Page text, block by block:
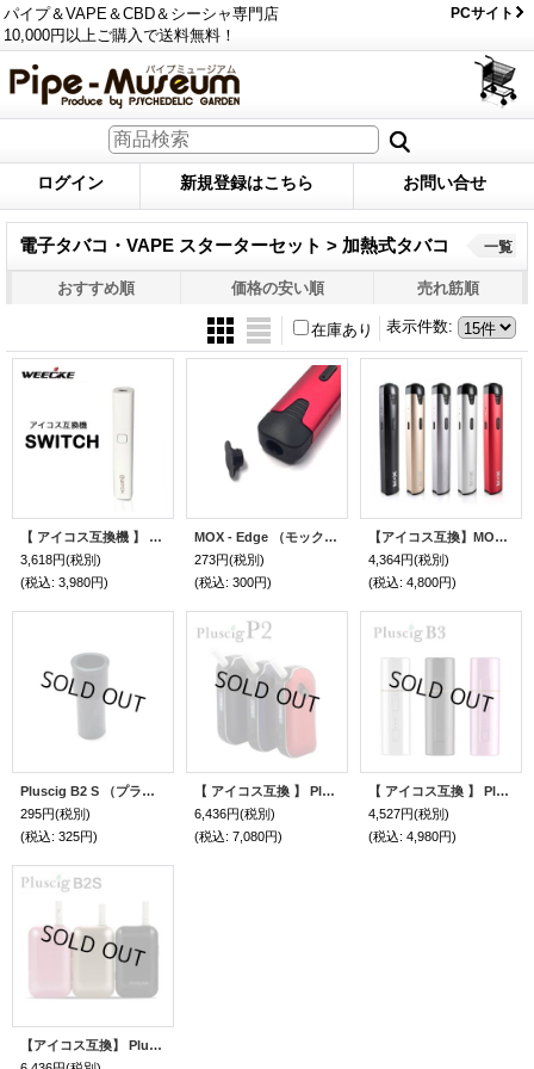
パイプ＆VAPE＆CBD＆シーシャ専門店
10,000円以上ご購入で送料無料！
PCサイト
ログイン 新規登録はこちら お問い合せ
電子タバコ・VAPE スターターセット > 加熱式タバコ 一覧
おすすめ順 価格の安い順 売れ筋順
表示件数:
在庫あり
【 アイコス互換機 】 WEECKE - Switch (スイッチ）
3,618円(税別)
(税込: 3,980円)
MOX - Edge （モックスエッジ） 用シリコンキャップ
273円(税別)
(税込: 300円)
【アイコス互換】MOX - Edge（モックスエッジ）
4,364円(税別)
(税込: 4,800円)
Pluscig B2 S （プラスシグビーツーエス） 専用 ホルダーキャップ
295円(税別)
(税込: 325円)
【 アイコス互換 】 Pluscig P2 （プラスシグピーツー）
6,436円(税別)
(税込: 7,080円)
【 アイコス互換 】 Pluscig B3 （プラスシグビースリー）
4,527円(税別)
(税込: 4,980円)
【アイコス互換】 Pluscig B2 S （プラスシグビーツーエス）